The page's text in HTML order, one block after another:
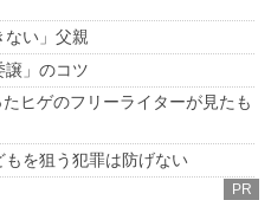
ない」父親
譲」のコツ
ヒゲのフリーライターが見たも
もを狙う犯罪は防げない
PR